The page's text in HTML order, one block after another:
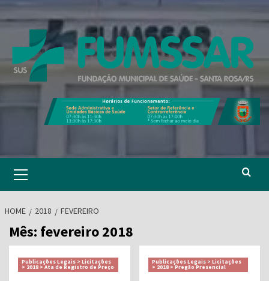
to
Menu
HOME 2018 FEVEREIRO
Mês: fevereiro 2018
Publicações Legais > Licitações
> 2018 > Ata de Registro de Preço
Publicações Legais > Licitações
> 2018 > Pregão Presencial